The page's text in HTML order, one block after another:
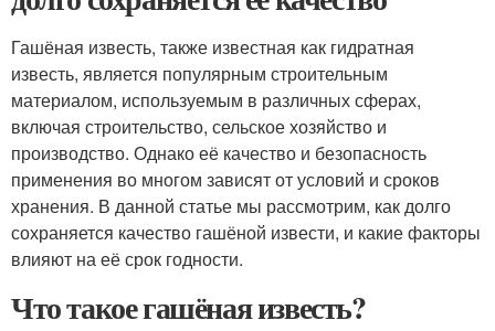
Гашёная известь, также известная как гидратная
известь, является популярным строительным
материалом, используемым в различных сферах,
включая строительство, сельское хозяйство и
производство. Однако её качество и безопасность
применения во многом зависят от условий и сроков
хранения. В данной статье мы рассмотрим, как долго
сохраняется качество гашёной извести, и какие факторы
влияют на её срок годности.
Что такое гашёная известь?